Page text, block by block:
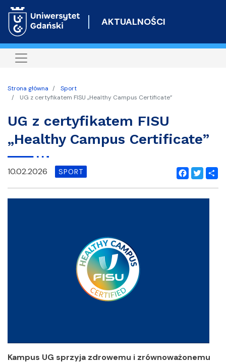
do
AKTUALNOŚCI
Strona główna
Sport
UG z certyfikatem FISU „Healthy Campus Certificate”
UG z certyfikatem FISU
„Healthy Campus Certificate”
Facebook
Twitter
10.02.2026 SPORT
Kampus UG sprzyja zdrowemu i zrównoważonemu